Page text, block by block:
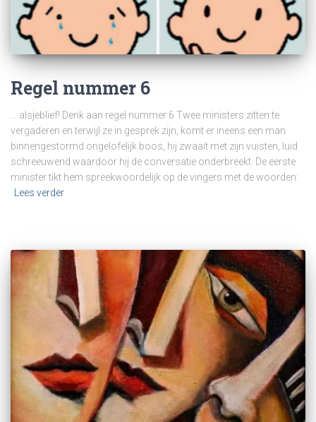
Regel nummer 6
… alsjeblief! Denk aan regel nummer 6 Twee ministers zitten te
vergaderen en terwijl ze in gesprek zijn, komt er ineens een man
binnengestormd ongelofelijk boos, hij zwaait met zijn vuisten, luid
schreeuwend waardoor hij de conversatie onderbreekt. De eerste
minister tikt hem spreekwoordelijk op de vingers met de woorden:
Lees verder